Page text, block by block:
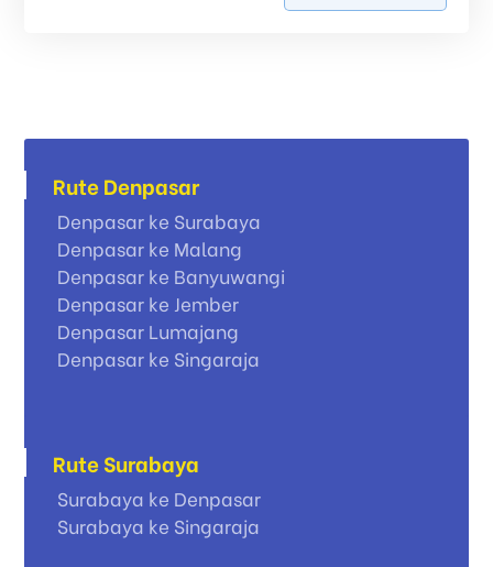
Rute Denpasar
Denpasar ke Surabaya
Denpasar ke Malang
Denpasar ke Banyuwangi
Denpasar ke Jember
Denpasar Lumajang
Denpasar ke Singaraja
Rute Surabaya
Surabaya ke Denpasar
Surabaya ke Singaraja